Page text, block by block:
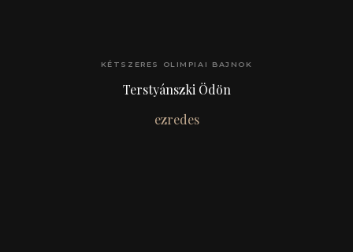
KÉTSZERES OLIMPIAI BAJNOK
Terstyánszki Ödön
ezredes